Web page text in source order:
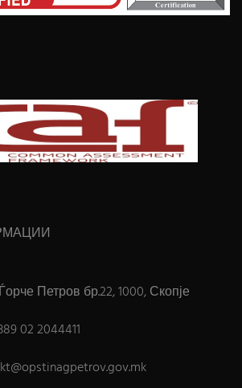
Петров бр.22, 1000, Скопје
02 2044411